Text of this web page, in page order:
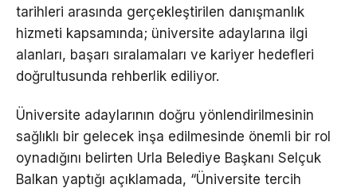
tarihleri arasında gerçekleştirilen danışmanlık
hizmeti kapsamında; üniversite adaylarına ilgi
alanları, başarı sıralamaları ve kariyer hedefleri
doğrultusunda rehberlik ediliyor.
Üniversite adaylarının doğru yönlendirilmesinin
sağlıklı bir gelecek inşa edilmesinde önemli bir rol
oynadığını belirten Urla Belediye Başkanı Selçuk
Balkan yaptığı açıklamada, “Üniversite tercih